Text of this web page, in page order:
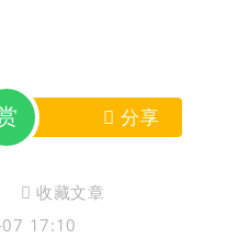
分享
收藏文章
17:10